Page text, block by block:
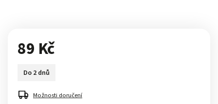
89 Kč
Do 2 dnů
Možnosti doručení